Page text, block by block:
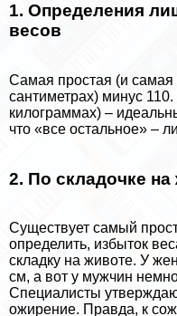
1. Определения
весов
Самая простая (и самая
сантиметрах) минус
килограммах) –
что «все остальное» –
2. По складочке на
Существует самый
определить, избыток
складку на животе. У
см, а вот у мужчин
Специалисты
ожирение. Правда, к